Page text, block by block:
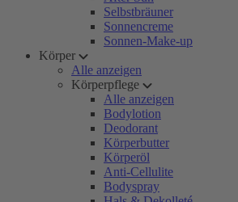
Selbstbräuner
Sonnencreme
Sonnen-Make-up
Körper
Alle anzeigen
Körperpflege
Alle anzeigen
Bodylotion
Deodorant
Körperbutter
Körperöl
Anti-Cellulite
Bodyspray